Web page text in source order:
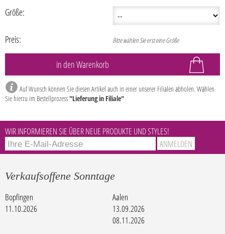
Größe:
Preis: Bitte wählen Sie erst eine Größe
Auf Wunsch können Sie diesen Artikel auch in einer unserer Filialen abholen. Wählen
Sie hierzu im Bestellprozess"Lieferung in Filiale"
WIR INFORMIEREN SIE ÜBER NEUE PRODUKTE UND STYLES!
Verkaufsoffene Sonntage
Bopfingen
11.10.2026
Aalen
13.09.2026
08.11.2026